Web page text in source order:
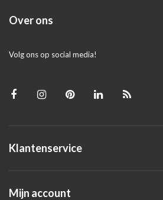
Over ons
Volg ons op social media!
Klantenservice
Mijn account